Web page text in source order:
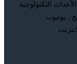
التكنولوجية
, يوتيوب